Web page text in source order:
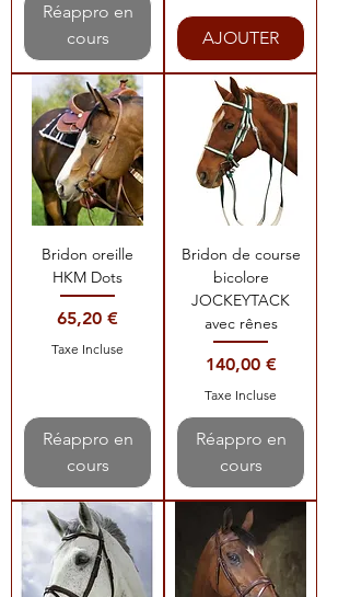
Réappro en
cours
AJOUTER
Bridon oreille
HKM Dots
Prix
65,20 €
Taxe Incluse
Réappro en
cours
Bridon de course
bicolore
JOCKEYTACK
avec rênes
Prix
140,00 €
Taxe Incluse
Réappro en
cours